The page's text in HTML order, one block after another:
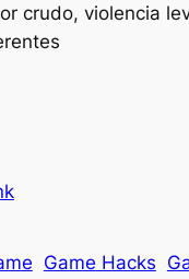
crudo, violencia
Game Hacks